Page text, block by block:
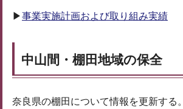
▶事業実施計画および取り組み実績
中山間・棚田地域の保全
奈良県の棚田について情報を更新する。